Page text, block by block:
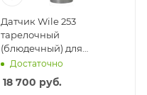
Датчик Wile 253
тарелочный
(блюдечный) для
измерения влажности
непрессованного сена
— купить с доставкой по
Достаточно
18 700 руб.